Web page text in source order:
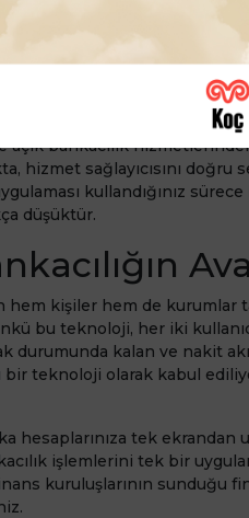
verileri üçüncü parti
Fakat bu sistem,
Dijital
Korunması Kanunu
ise Türkiye Cumhuriyet
açık bankacılık
hizmet sağlayıcısını
kullandığınız
düşüktür.
hem kişiler hem de kurumlar
bu teknoloji, her iki
durumunda kalan ve nakit
bir teknoloji olarak kabul
hesaplarınıza tek ekrandan
işlemlerini tek bir
kuruluşlarının sunduğu